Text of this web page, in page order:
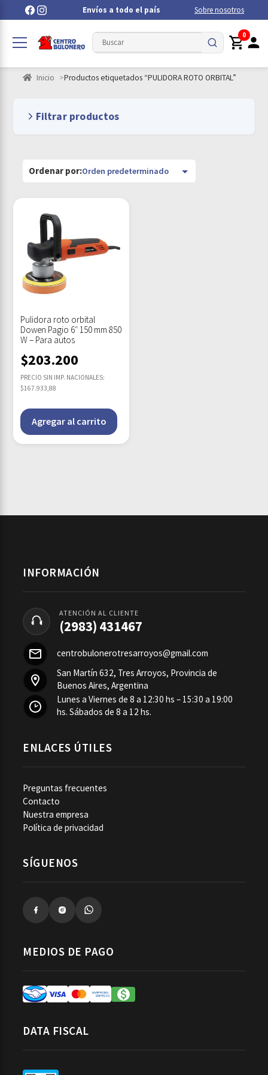
Envíos a todo el país Sobre nosotros
0
Inicio Productos etiquetados “PULIDORA ROTO ORBITAL”
Filtrar productos
Pulidora roto orbital
Dowen Pagio 6″ 150 mm 850
W – Para autos
$203.200
PRECIO SIN IMP. NACIONALES:
$167.933,88
Agregar al carrito
INFORMACIÓN
ATENCIÓN AL CLIENTE
(2983) 431467
centrobulonerotresarroyos@gmail.com
San Martín 632, Tres Arroyos, Provincia de
Buenos Aires, Argentina
Lunes a Viernes de 8 a 12:30 hs – 15:30 a 19:00
hs. Sábados de 8 a 12 hs.
ENLACES ÚTILES
Preguntas frecuentes
Contacto
Nuestra empresa
Política de privacidad
SÍGUENOS
MEDIOS DE PAGO
DATA FISCAL